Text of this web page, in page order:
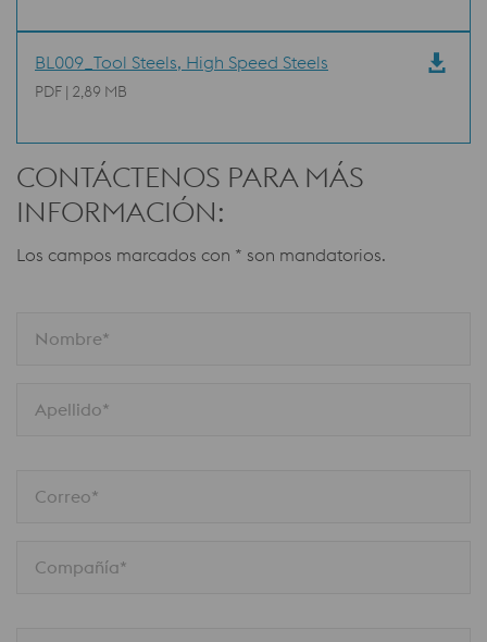
BL009_Tool Steels, High Speed Steels
PDF | 2,89 MB
CONTÁCTENOS PARA MÁS
INFORMACIÓN:
Los campos marcados con * son mandatorios.
Nombre*
Apellido*
Correo*
Compañía*